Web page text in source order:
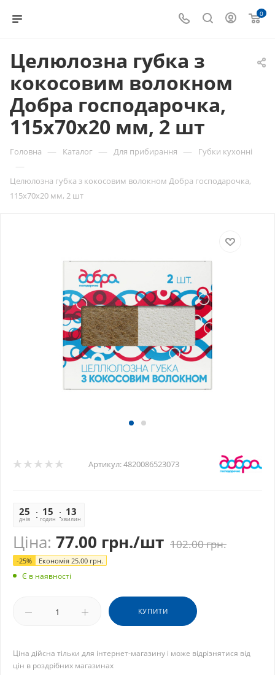
0
Целюлозна губка з
кокосовим волокном
Добра господарочка,
115х70х20 мм, 2 шт
Головна — Каталог — Для прибирання — Губки кухонні
—
Целюлозна губка з кокосовим волокном Добра господарочка,
115х70х20 мм, 2 шт
Артикул:4820086523073
25
днів
15
годин
13
хвилин
Ціна: 77.00 грн./шт 102.00грн.
-25% Економія 25.00 грн.
Є в наявності
КУПИТИ
Ціна дійсна тільки для інтернет-магазину і може відрізнятися від
цін в роздрібних магазинах